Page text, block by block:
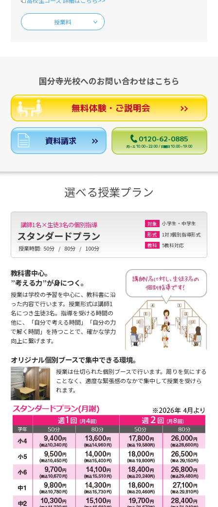
授業料
国分寺光校へのお問い合わせはこちら
無料体験・ご説明会
資料請求 0120-62-0885
月～土 10:00～22:00 / 日曜日 10:00～19:00
選べる授業プラン
講師1名×生徒3名の個別指導
スタンダードプラン
授業時間: 50分 80分 100分
対象
小学生・中学生
形式
1対3個別指導形式
教科
5教科対応
教科書中心。
”考える力”が身につく。
授業は学校の予習を中心に、教科書に沿
った内容で行います。授業形式は講師1
名につき生徒3名。指導を受ける時間の
他に、「自分で考える時間」「自分の力
で解く時間」を持つことで、確かな学力
向上に繋げます。
オリジナル個別ブースで集中できる環境。
授業は仕切られた個別ブースで行います。周りを気にする
ことなく、適度な緊張感のなかで集中して授業を受けら
れます。